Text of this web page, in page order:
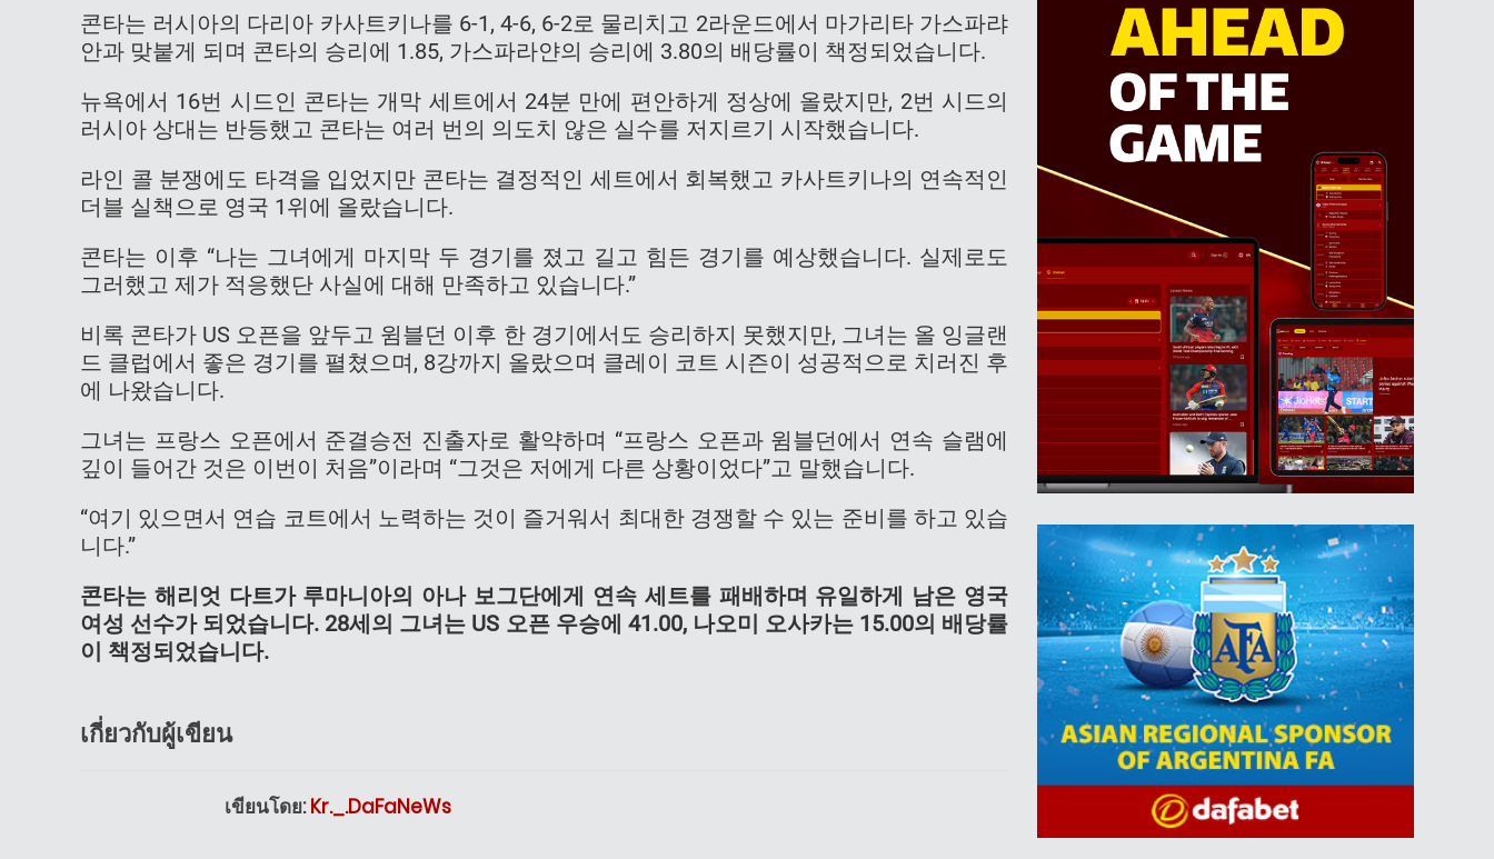
콘타는 러시아의 다리아 카사트키나를 6-1, 4-6, 6-2로 물리치고 2라운드에서 마가리타 가스파랴
안과 맞붙게 되며 콘타의 승리에 1.85, 가스파라얀의 승리에 3.80의 배당률이 책정되었습니다.
뉴욕에서 16번 시드인 콘타는 개막 세트에서 24분 만에 편안하게 정상에 올랐지만, 2번 시드의
러시아 상대는 반등했고 콘타는 여러 번의 의도치 않은 실수를 저지르기 시작했습니다.
라인 콜 분쟁에도 타격을 입었지만 콘타는 결정적인 세트에서 회복했고 카사트키나의 연속적인
더블 실책으로 영국 1위에 올랐습니다.
콘타는 이후 “나는 그녀에게 마지막 두 경기를 졌고 길고 힘든 경기를 예상했습니다. 실제로도
그러했고 제가 적응했단 사실에 대해 만족하고 있습니다.”
비록 콘타가 US 오픈을 앞두고 윔블던 이후 한 경기에서도 승리하지 못했지만, 그녀는 올 잉글랜
드 클럽에서 좋은 경기를 펼쳤으며, 8강까지 올랐으며 클레이 코트 시즌이 성공적으로 치러진 후
에 나왔습니다.
그녀는 프랑스 오픈에서 준결승전 진출자로 활약하며 “프랑스 오픈과 윔블던에서 연속 슬램에
깊이 들어간 것은 이번이 처음”이라며 “그것은 저에게 다른 상황이었다”고 말했습니다.
“여기 있으면서 연습 코트에서 노력하는 것이 즐거워서 최대한 경쟁할 수 있는 준비를 하고 있습
니다.”
콘타는 해리엇 다트가 루마니아의 아나 보그단에게 연속 세트를 패배하며 유일하게 남은 영국
여성 선수가 되었습니다. 28세의 그녀는 US 오픈 우승에 41.00, 나오미 오사카는 15.00의 배당률
이 책정되었습니다.
เกี่ยวกับผู้เขียน
เขียนโดย:Kr._.DaFaNeWs